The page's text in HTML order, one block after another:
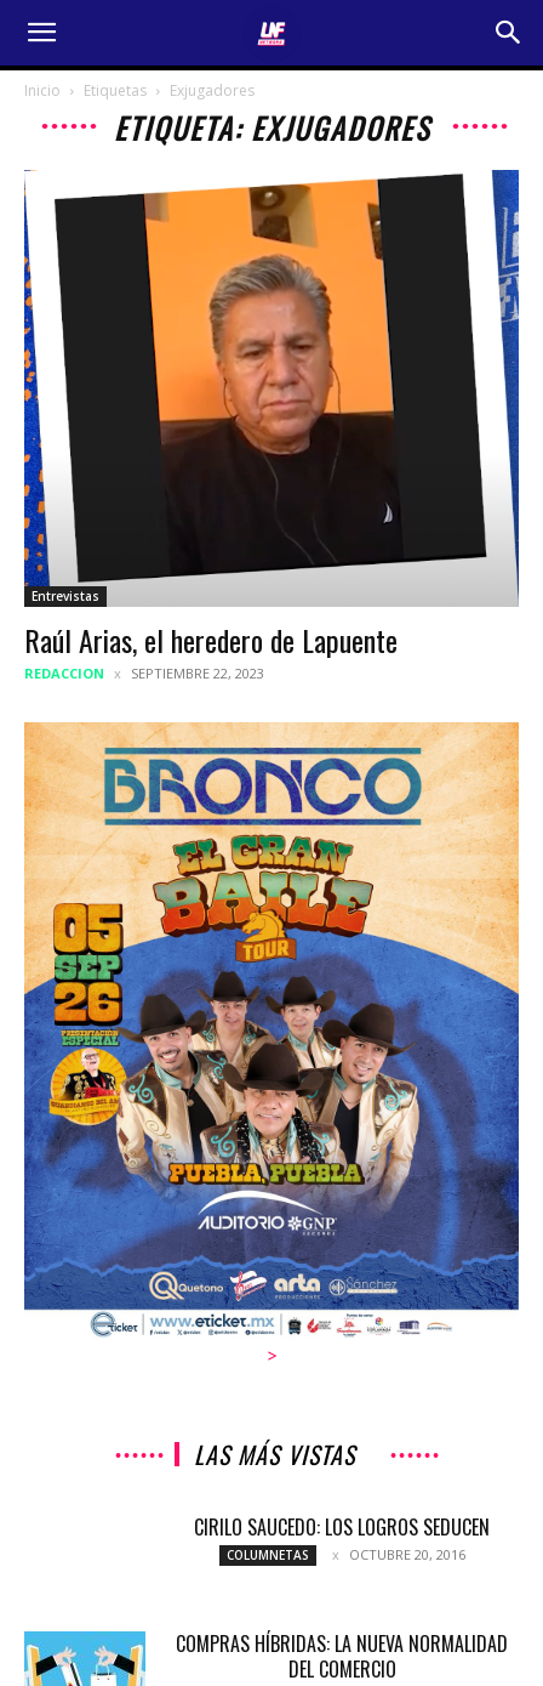
Inicio Etiquetas Exjugadores
ETIQUETA: EXJUGADORES
Entrevistas
Raúl Arias, el heredero de Lapuente
REDACCION SEPTIEMBRE 22, 2023
>
LAS MÁS VISTAS
CIRILO SAUCEDO: LOS LOGROS SEDUCEN
COLUMNETAS OCTUBRE 20, 2016
COMPRAS HÍBRIDAS: LA NUEVA NORMALIDAD
DEL COMERCIO